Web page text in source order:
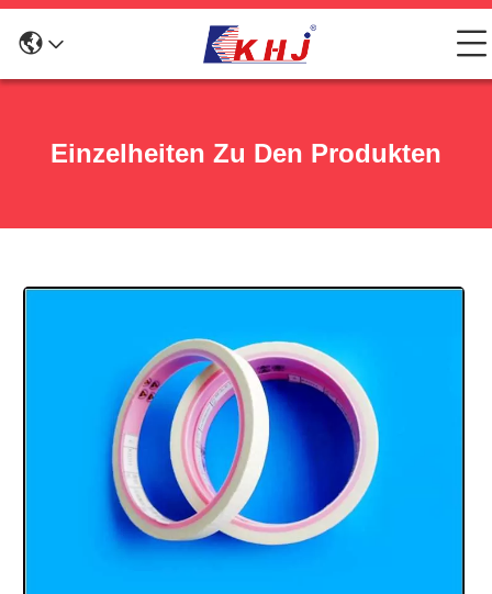
Einzelheiten Zu Den Produkten